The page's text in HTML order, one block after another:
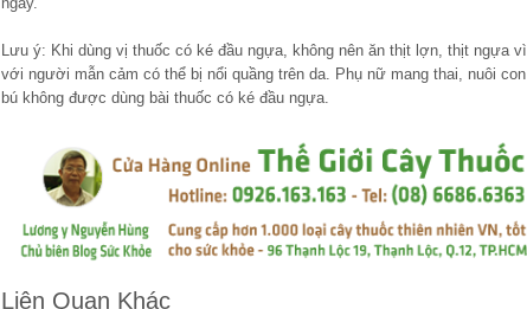
Lưu ý: Khi dùng vị thuốc có ké đầu ngựa, không nên ăn thịt lợn, thịt ngựa vì
với người mẫn cảm có thể bị nổi quầng trên da. Phụ nữ mang thai, nuôi con
bú không được dùng bài thuốc có ké đầu ngựa.
Liên Quan Khác